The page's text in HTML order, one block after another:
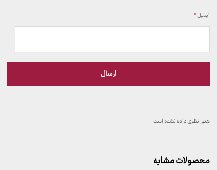
ایمیل*
هنوز نظری داده نشده است
محصولات مشابه